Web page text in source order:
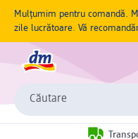
Mulțumim pentru comandă.
zile lucrătoare. Vă
Căutare